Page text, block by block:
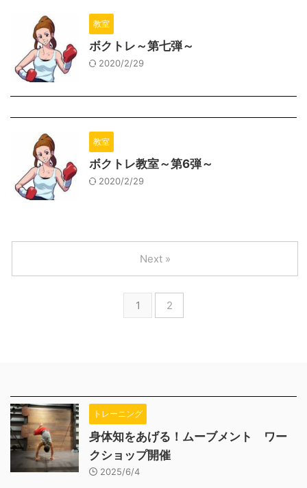
教室
ボクトレ～第七弾～
2020/2/29
教室
ボクトレ教室～第6弾～
2020/2/29
1 2
Next »
トレーニング
身体知をあげる！ムーブメント ワー
クショップ開催
2025/6/4